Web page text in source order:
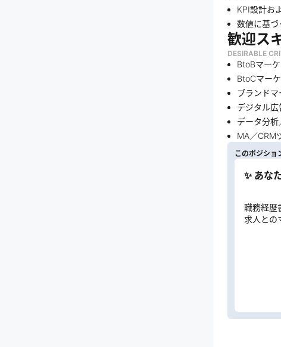
KPI設計お
数値に基
歓迎ス
DESIRABLE
BtoBマー
BtoCマー
ブランド
デジタル
データ分
MA／CRM
このポジショ
✨ あな
職務経歴
求人との